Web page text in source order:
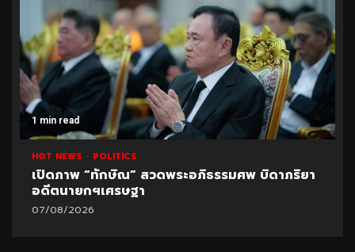
POLITICS
“ทักษิณ” สวดพระอภิธรรมศพ บิดาภริยา
กฯเศรษฐา
1 min read
ปูด!ข้อมูล